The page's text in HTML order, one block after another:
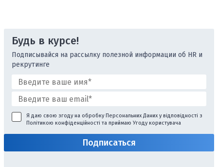
Будь в курсе!
Подписывайся на рассылку полезной информации об HR и
рекрутинге
Я даю свою згоду на обробку Персональних Даних у відповідності з
Політикою конфіденційності та приймаю Угоду користувача